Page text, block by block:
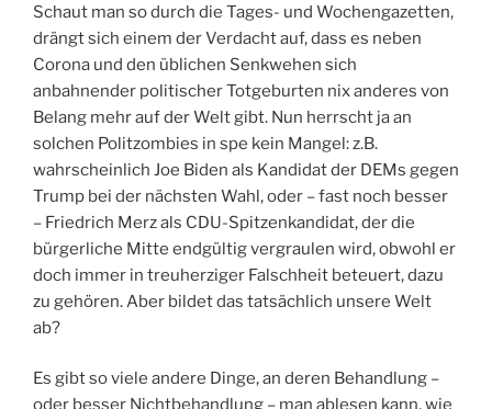
Schaut man so durch die Tages- und Wochengazetten,
drängt sich einem der Verdacht auf, dass es neben
Corona und den üblichen Senkwehen sich
anbahnender politischer Totgeburten nix anderes von
Belang mehr auf der Welt gibt. Nun herrscht ja an
solchen Politzombies in spe kein Mangel: z.B.
wahrscheinlich Joe Biden als Kandidat der DEMs gegen
Trump bei der nächsten Wahl, oder – fast noch besser
– Friedrich Merz als CDU-Spitzenkandidat, der die
bürgerliche Mitte endgültig vergraulen wird, obwohl er
doch immer in treuherziger Falschheit beteuert, dazu
zu gehören. Aber bildet das tatsächlich unsere Welt
ab?
Es gibt so viele andere Dinge, an deren Behandlung –
oder besser Nichtbehandlung – man ablesen kann, wie